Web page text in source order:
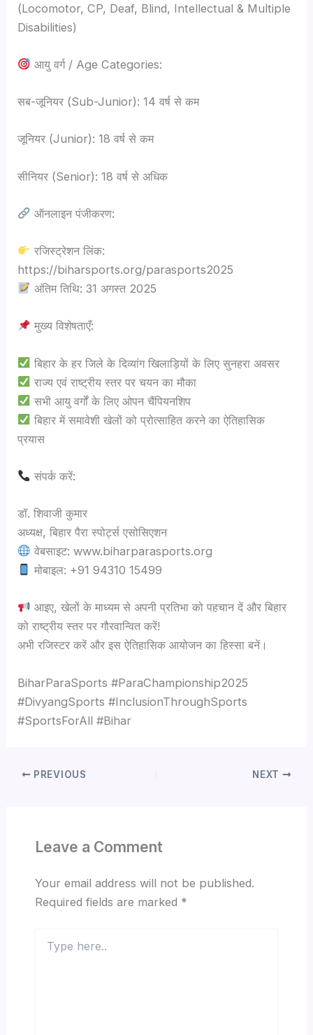
(Locomotor, CP, Deaf, Blind, Intellectual & Multiple
Disabilities)
आयु वर्ग / Age Categories:
सब-जूनियर (Sub-Junior): 14 वर्ष से कम
जूनियर (Junior): 18 वर्ष से कम
सीनियर (Senior): 18 वर्ष से अधिक
ऑनलाइन पंजीकरण:
रजिस्ट्रेशन लिंक:
https://biharsports.org/parasports2025
अंतिम तिथि: 31 अगस्त 2025
मुख्य विशेषताएँ:
बिहार के हर जिले के दिव्यांग खिलाड़ियों के लिए सुनहरा अवसर
राज्य एवं राष्ट्रीय स्तर पर चयन का मौका
सभी आयु वर्गों के लिए ओपन चैंपियनशिप
बिहार में समावेशी खेलों को प्रोत्साहित करने का ऐतिहासिक
प्रयास
संपर्क करें:
डॉ. शिवाजी कुमार
अध्यक्ष, बिहार पैरा स्पोर्ट्स एसोसिएशन
वेबसाइट: www.biharparasports.org
मोबाइल: ‪+91 94310 15499‬
आइए, खेलों के माध्यम से अपनी प्रतिभा को पहचान दें और बिहार
को राष्ट्रीय स्तर पर गौरवान्वित करें!
अभी रजिस्टर करें और इस ऐतिहासिक आयोजन का हिस्सा बनें।
BiharParaSports #ParaChampionship2025
#DivyangSports #InclusionThroughSports
#SportsForAll #Bihar
PREVIOUS NEXT
Leave a Comment
Your email address will not be published.
Required fields are marked *
here..